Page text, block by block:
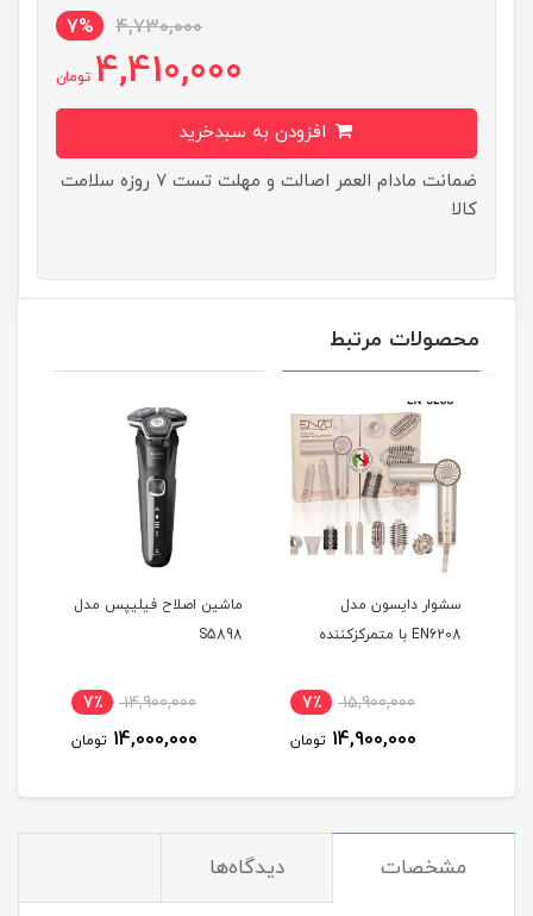
4,730,000
7%
4,410,000 تومان
ضمانت مادام العمر اصالت و مهلت تست ۷ روزه سلامت
کالا
محصولات مرتبط
سشوار دایسون مدل
EN6208 با متمرکزکننده
15,900,000 7٪
14,900,000 تومان
ماشین اصلاح فیلیپس مدل
S5898
14,900,000 7٪
14,000,000 تومان
مشخصات دیدگاه‌ها